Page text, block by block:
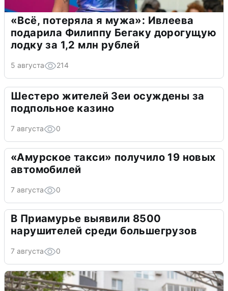
«Всё, потеряла я мужа»: Ивлеева
подарила Филиппу Бегаку дорогущую
лодку за 1,2 млн рублей
5 августа 214
Шестеро жителей Зеи осуждены за
подпольное казино
7 августа 0
«Амурское такси» получило 19 новых
автомобилей
7 августа 0
В Приамурье выявили 8500
нарушителей среди большегрузов
7 августа 0